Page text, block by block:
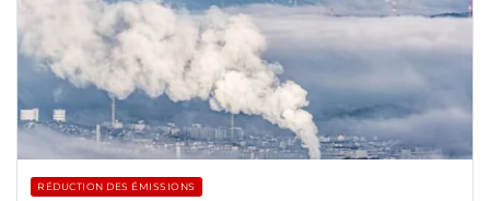
RÉDUCTION DES ÉMISSIONS